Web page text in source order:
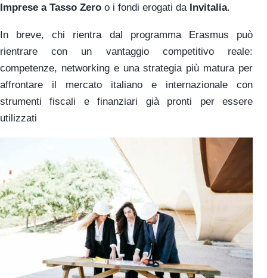
Imprese a Tasso Zero o i fondi erogati da Invitalia.
In breve, chi rientra dal programma Erasmus può
rientrare con un vantaggio competitivo reale:
competenze, networking e una strategia più matura per
affrontare il mercato italiano e internazionale con
strumenti fiscali e finanziari già pronti per essere
utilizzati